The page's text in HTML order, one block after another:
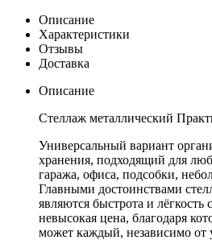
Описание
Характеристики
Отзывы
Доставка
Описание
Стеллаж металлический
Универсальный вариант
хранения, подходящий для
гаража, офиса, подсобки,
Главными достоинствами
являются быстрота и лёгкость
невысокая цена, благодаря
может каждый, независимо от